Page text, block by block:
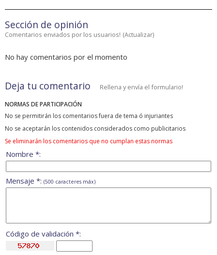
Sección de opinión
Comentarios enviados por los usuarios! (Actualizar)
No hay comentarios por el momento
Deja tu comentario Rellena y envía el formulario!
NORMAS DE PARTICIPACIÓN
No se permitirán los comentarios fuera de tema ó injuriantes
No se aceptarán los contenidos considerados como publicitarios
Se eliminarán los comentarios que no cumplan estas normas
Nombre *:
Mensaje *: (500 caracteres máx)
Código de validación *: